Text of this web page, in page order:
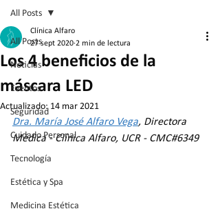
All Posts
Noticias
Eventos
Seguridad
Cuidado Personal
Tecnología
Estética y Spa
Medicina Estética
All Posts
Los 4 beneficios de la
máscara LED
Clínica Alfaro
27 sept 2020 2 min de lectura
Actualizado: 14 mar 2021
Dra. María José Alfaro Vega, Directora
Médica - Clínica Alfaro, UCR - CMC#6349